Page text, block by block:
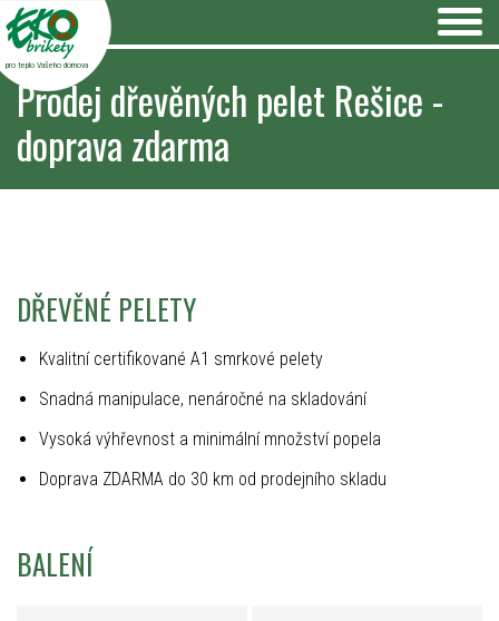
pro teplo Vašeho domova
Prodej dřevěných pelet Rešice -
doprava zdarma
DŘEVĚNÉ PELETY
Kvalitní certifikované A1 smrkové pelety
Snadná manipulace, nenáročné na skladování
Vysoká výhřevnost a minimální množství popela
Doprava ZDARMA do 30 km od prodejního skladu
BALENÍ